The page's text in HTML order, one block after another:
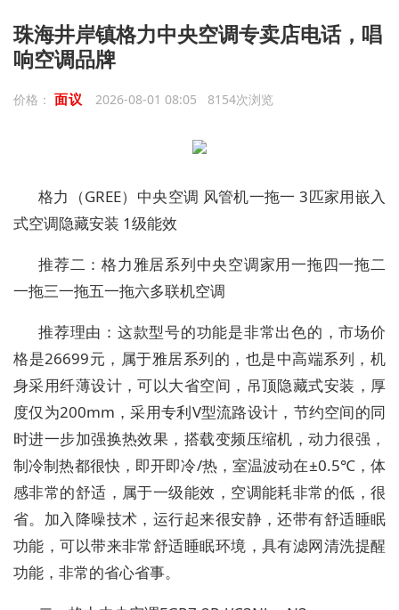
珠海井岸镇格力中央空调专卖店电话，唱
响空调品牌
价格： 面议 2026-08-01 08:05 8154次浏览
格力（GREE）中央空调 风管机一拖一 3匹家用嵌入
式空调隐藏安装 1级能效
推荐二：格力雅居系列中央空调家用一拖四一拖二
一拖三一拖五一拖六多联机空调
推荐理由：这款型号的功能是非常出色的，市场价
格是26699元，属于雅居系列的，也是中高端系列，机
身采用纤薄设计，可以大省空间，吊顶隐藏式安装，厚
度仅为200mm，采用专利V型流路设计，节约空间的同
时进一步加强换热效果，搭载变频压缩机，动力很强，
制冷制热都很快，即开即冷/热，室温波动在±0.5℃，体
感非常的舒适，属于一级能效，空调能耗非常的低，很
省。加入降噪技术，运行起来很安静，还带有舒适睡眠
功能，可以带来非常舒适睡眠环境，具有滤网清洗提醒
功能，非常的省心省事。